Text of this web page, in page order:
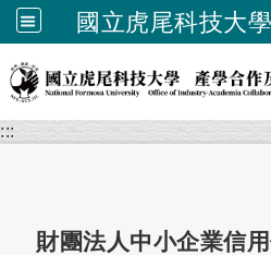
國立虎尾科技大
跳到主
:::
財團法人中小企業信